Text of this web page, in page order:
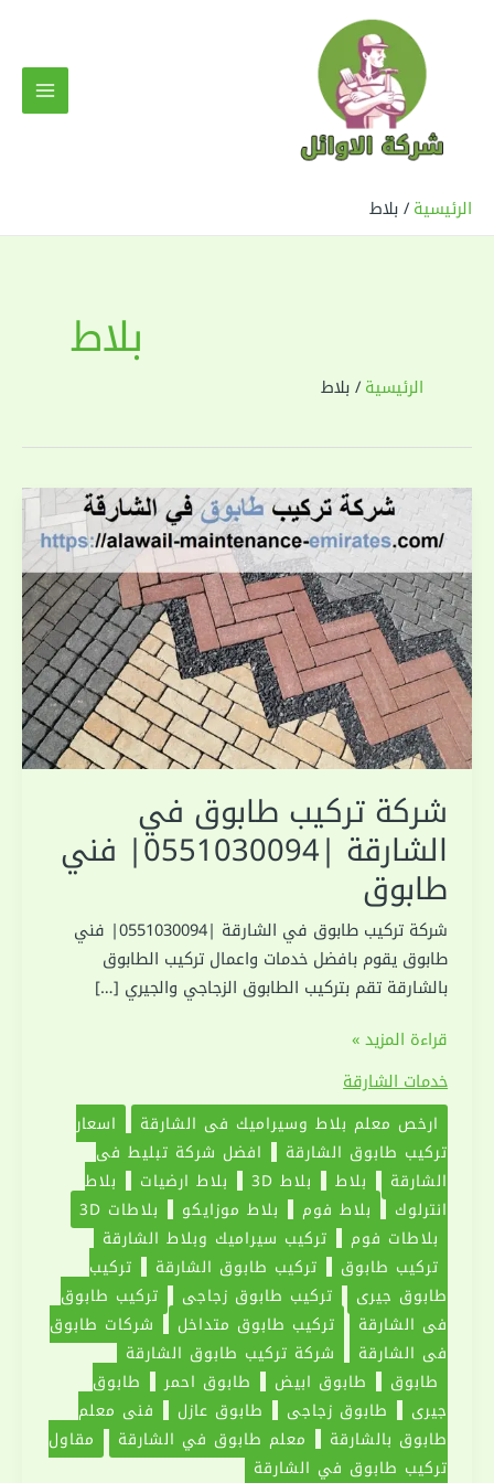
الرئيسية بلاط
بلاط
الرئيسية بلاط
شركة تركيب طابوق في
الشارقة |0551030094| فني
طابوق
شركة تركيب طابوق في الشارقة |0551030094| فني
طابوق يقوم بافضل خدمات واعمال تركيب الطابوق
بالشارقة تقم بتركيب الطابوق الزجاجي والجيري […]
شركة
تركيب
طابوق
في
الشارقة
|0551030094|
فني
طابوق
قراءة المزيد »
خدمات الشارقة
ارخص معلم بلاط وسيراميك في الشارقة
اسعار
تركيب طابوق الشارقة
افضل شركة تبليط في
الشارقة
بلاط بلاط 3D بلاط ارضيات
بلاط
انترلوك
بلاط فوم بلاط موزايكو
بلاطات 3D
بلاطات فوم
تركيب سيراميك وبلاط الشارقة
تركيب طابوق
تركيب طابوق الشارقة
تركيب
طابوق جيري
تركيب طابوق زجاجي
تركيب طابوق
في الشارقة
تركيب طابوق متداخل
شركات طابوق
في الشارقة
شركة تركيب طابوق الشارقة
طابوق
طابوق ابيض طابوق احمر
طابوق
جيري
طابوق زجاجي طابوق عازل
فني معلم
طابوق بالشارقة
معلم طابوق في الشارقة
مقاول
تركيب طابوق في الشارقة